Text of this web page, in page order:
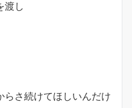
渡し
らさ続けてほしいんだけ